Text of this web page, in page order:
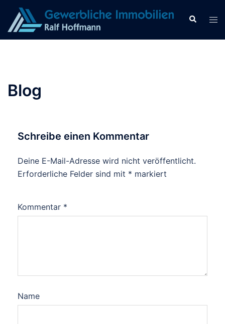
Inhalt
springen
Suche
Blog
Schreibe einen Kommentar
Deine E-Mail-Adresse wird nicht veröffentlicht.
Erforderliche Felder sind mit * markiert
Kommentar *
Name